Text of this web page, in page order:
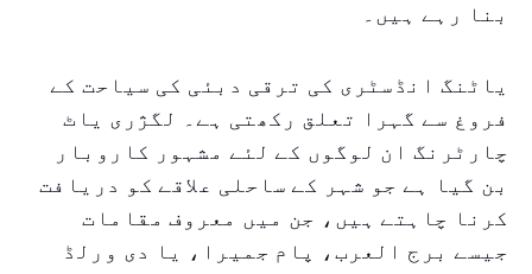
بنا رہے ہیں۔
یاٹنگ انڈسٹری کی ترقی دبئی کی سیاحت کے
فروغ سے گہرا تعلق رکھتی ہے۔ لگژری یاٹ
چارٹرنگ ان لوگوں کے لئے مشہور کاروبار
بن گیا ہے جو شہر کے ساحلی علاقے کو دریافت
کرنا چاہتے ہیں، جن میں معروف مقامات
جیسے برج العرب، پام جمیرا، یا دی ورلڈ